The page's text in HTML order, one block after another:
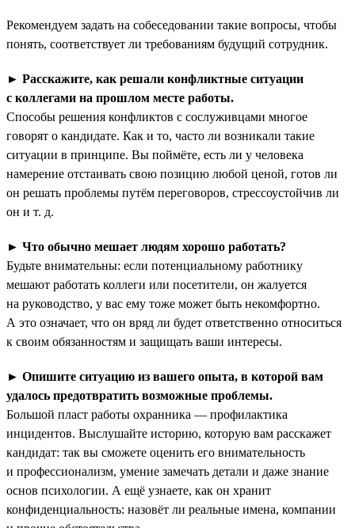
Рекомендуем задать на собеседовании такие вопросы, чтобы
понять, соответствует ли требованиям будущий сотрудник.
► Расскажите, как решали конфликтные ситуации
с коллегами на прошлом месте работы.
Способы решения конфликтов с сослуживцами многое
говорят о кандидате. Как и то, часто ли возникали такие
ситуации в принципе. Вы поймёте, есть ли у человека
намерение отстаивать свою позицию любой ценой, готов ли
он решать проблемы путём переговоров, стрессоустойчив ли
он и т. д.
► Что обычно мешает людям хорошо работать?
Будьте внимательны: если потенциальному работнику
мешают работать коллеги или посетители, он жалуется
на руководство, у вас ему тоже может быть некомфортно.
А это означает, что он вряд ли будет ответственно относиться
к своим обязанностям и защищать ваши интересы.
► Опишите ситуацию из вашего опыта, в которой вам
удалось предотвратить возможные проблемы.
Большой пласт работы охранника — профилактика
инцидентов. Выслушайте историю, которую вам расскажет
кандидат: так вы сможете оценить его внимательность
и профессионализм, умение замечать детали и даже знание
основ психологии. А ещё узнаете, как он хранит
конфиденциальность: назовёт ли реальные имена, компании